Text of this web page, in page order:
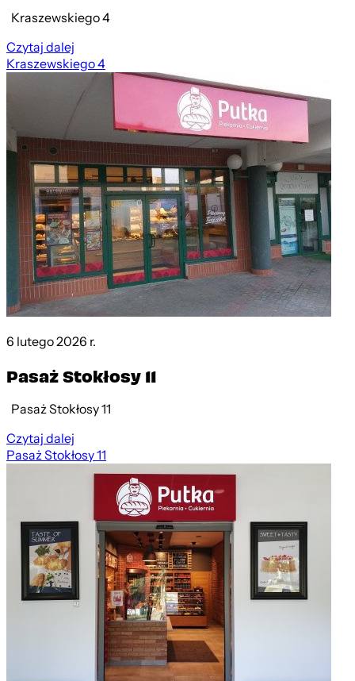
Kraszewskiego 4
Czytaj dalej
Kraszewskiego 4
6 lutego 2026 r.
Pasaż Stokłosy 11
Pasaż Stokłosy 11
Czytaj dalej
Pasaż Stokłosy 11